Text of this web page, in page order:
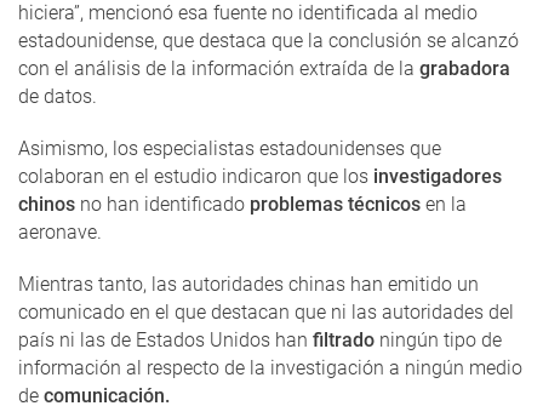
hiciera”, mencionó esa fuente no identificada al medio
estadounidense, que destaca que la conclusión se alcanzó
con el análisis de la información extraída de la grabadora
de datos.
Asimismo, los especialistas estadounidenses que
colaboran en el estudio indicaron que los investigadores
chinos no han identificado problemas técnicos en la
aeronave.
Mientras tanto, las autoridades chinas han emitido un
comunicado en el que destacan que ni las autoridades del
país ni las de Estados Unidos han filtrado ningún tipo de
información al respecto de la investigación a ningún medio
de comunicación.